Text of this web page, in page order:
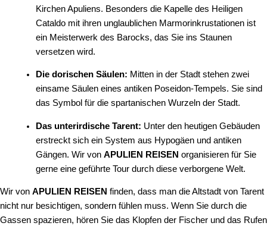
Kirchen Apuliens. Besonders die Kapelle des Heiligen
Cataldo mit ihren unglaublichen Marmorinkrustationen ist
ein Meisterwerk des Barocks, das Sie ins Staunen
versetzen wird.
Die dorischen Säulen: Mitten in der Stadt stehen zwei
einsame Säulen eines antiken Poseidon-Tempels. Sie sind
das Symbol für die spartanischen Wurzeln der Stadt.
Das unterirdische Tarent: Unter den heutigen Gebäuden
erstreckt sich ein System aus Hypogäen und antiken
Gängen. Wir von APULIEN REISEN organisieren für Sie
gerne eine geführte Tour durch diese verborgene Welt.
Wir von APULIEN REISEN finden, dass man die Altstadt von Tarent
nicht nur besichtigen, sondern fühlen muss. Wenn Sie durch die
Gassen spazieren, hören Sie das Klopfen der Fischer und das Rufen